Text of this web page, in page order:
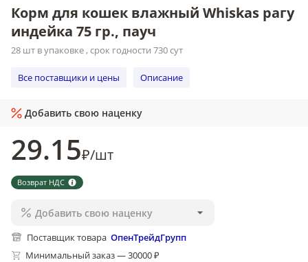
Корм для кошек влажный Whiskas рагу
индейка 75 гр., пауч
28 шт в упаковке , срок годности 730 сут
Все поставщики и цены Описание
Добавить свою наценку
29.15₽/шт
Возврат НДС
Добавить свою наценку
Поставщик товара ОпенТрейдГрупп
Минимальный заказ — 30000 ₽